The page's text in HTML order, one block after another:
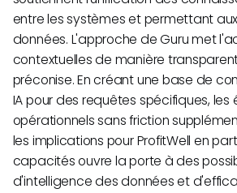
entre les systèmes et permettant
données. L'approche de Guru met
contextuelles de manière
préconise. En créant une base de
IA pour des requêtes spécifiques,
opérationnels sans friction
les implications pour ProfitWell en
capacités ouvre la porte à des
d'intelligence des données et